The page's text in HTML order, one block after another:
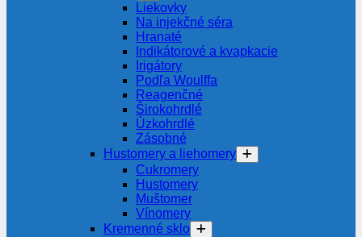
Liekovky
Na injekčné séra
Hranaté
Indikátorové a kvapkacie
Irigátory
Podľa Woulffa
Reagenčné
Širokohrdlé
Úzkohrdlé
Zásobné
Hustomery a liehomery
Cukromery
Hustomery
Muštomer
Vínomery
Kremenné sklo